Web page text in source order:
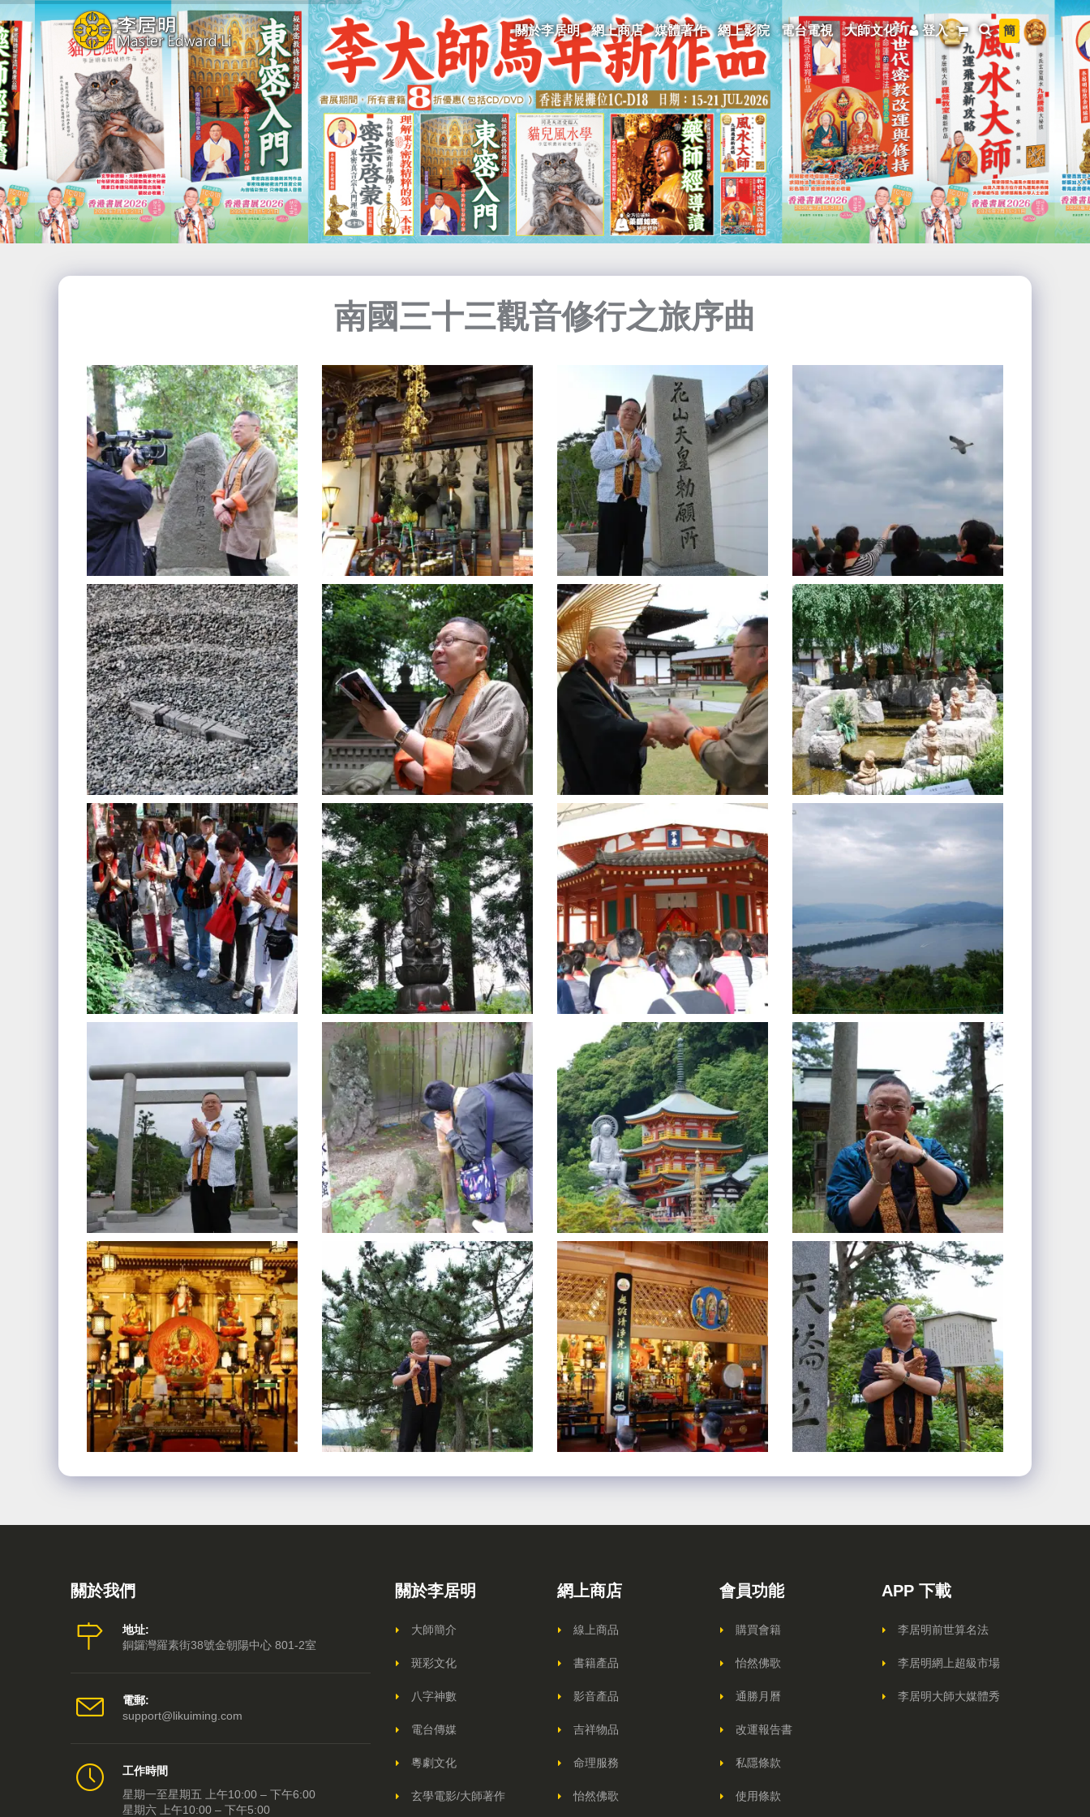
關於李居明 網上商店 媒體著作 網上影院 電台電視 大師文化 登入 簡
南國三十三觀音修行之旅序曲
關於我們
地址:
銅鑼灣羅素街38號金朝陽中心 801-2室
電郵:
support@likuiming.com
工作時間
星期一至星期五 上午10:00 – 下午6:00
星期六 上午10:00 – 下午5:00
關於李居明
大師簡介
斑彩文化
八字神數
電台傳媒
粵劇文化
玄學電影/大師著作
網上商店
線上商品
書籍產品
影音產品
吉祥物品
命理服務
怡然佛歌
會員功能
購買會籍
怡然佛歌
通勝月曆
改運報告書
私隱條款
使用條款
APP 下載
李居明前世算名法
李居明網上超級市場
李居明大師大媒體秀